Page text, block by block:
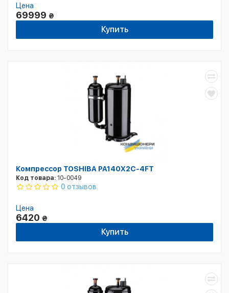
Цена
69999 ₴
Купить
Компрессор TOSHIBA PA140X2C-4FT
Код товара: 10-0049
0 отзывов
Цена
6420 ₴
Купить